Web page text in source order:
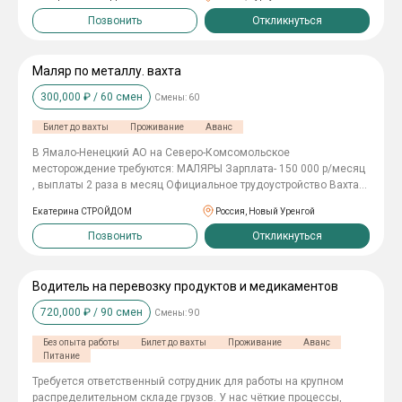
Позвонить Откликнуться
Маляр по металлу. вахта
300,000 ₽ / 60 смен Смены: 60
Билет до вахты Проживание Аванс
В Ямало-Ненецкий АО на Северо-Комсомольское
месторождение требуются: МАЛЯРЫ Зарплата- 150 000 р/месяц
, выплаты 2 раза в месяц Официальное трудоустройство Вахта
общежитии 3х разовое горячее питание Спецодежда
Екатерина СТРОЙДОМ Россия, Новый Уренгой
Позвонить Откликнуться
Водитель на перевозку продуктов и медикаментов
720,000 ₽ / 90 смен Смены:90
Без опыта работы Билет до вахты Проживание
Аванс
Питание
Требуется ответственный сотрудник для работы на крупном
распределительном складе грузов. У нас чёткие процессы,